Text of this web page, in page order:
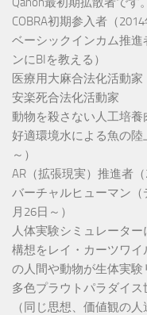
COBRA初期参入者（2014
ベーシックインカム推
ンにBIを教える）
医療用大麻合法化活動家
安楽死合法化活動家
動物を殺さない人工培養
好適環境水による魚の陸
～）
AR（拡張現実）推進者（
バーチャルヒューマン
月26日～）
人体実験シミュレータ
構想をレイ・カーツワ
の人間や動物が生体実験
多色プラウトパラダイス
（同じ思想、価値観の